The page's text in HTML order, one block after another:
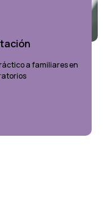
a familiares en